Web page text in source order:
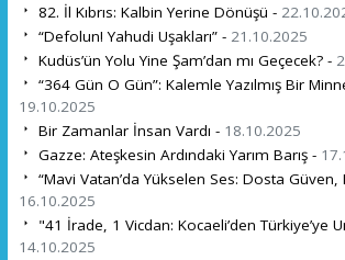
82. İl Kıbrıs: Kalbin Yerine Dönüşü -
“Defolun! Yahudi Uşakları” - 21.10.2025
Kudüs’ün Yolu Yine Şam’dan mı Geçecek? -
“364 Gün O Gün”: Kalemle Yazılmış Bir
19.10.2025
Bir Zamanlar İnsan Vardı - 18.10.2025
Gazze: Ateşkesin Ardındaki Yarım Barış -
“Mavi Vatan’da Yükselen Ses: Dosta
16.10.2025
"41 İrade, 1 Vicdan: Kocaeli’den Türkiye’ye
14.10.2025